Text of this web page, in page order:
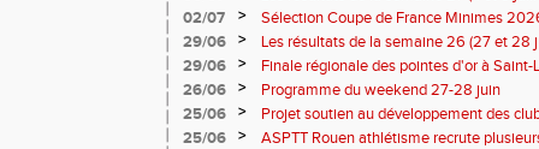
02/07
>
Sélection Coupe de France Minimes
29/06
>
Les résultats de la semaine 26 (27 et 28
29/06
>
Finale régionale des pointes d'or à
informations
26/06 >
Programme du weekend 27-28 juin
25/06
>
Projet soutien au développement des
25/06
> ASPTT Rouen athlétisme recrute